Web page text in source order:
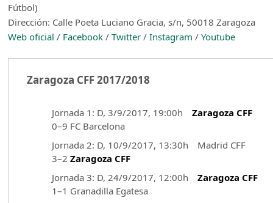
Fútbol)
Dirección: Calle Poeta Luciano Gracia, s/n, 50018 Zaragoza
Web oficial / Facebook /Twitter /Instagram /Youtube
Zaragoza CFF 2017/2018
Jornada 1: D, 3/9/2017, 19:00h Zaragoza CFF
0–9 FC Barcelona
Jornada 2: D, 10/9/2017, 13:30h Madrid CFF
3–2 Zaragoza CFF
Jornada 3: D, 24/9/2017, 12:00h Zaragoza CFF
1–1 Granadilla Egatesa